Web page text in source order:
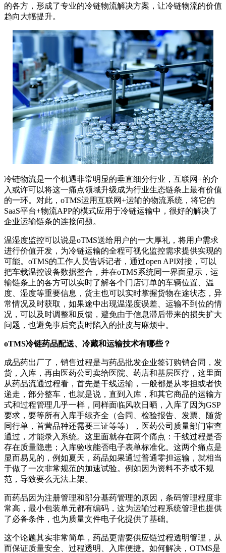
的各方，形成了专业的冷链物流解决方案，让冷链物流的价值
趋向大幅提升。
冷链物流是一个机遇非常明显的垂直细分行业，互联网+的介
入或许可以将这一痛点领域升级成为行业生态链条上最有价值
的一环。对此，oTMS运用互联网+运输的物流系统，将它的
SaaS平台+物流APP的模式应用于冷链运输中，很好的解决了
企业运输链条的连接问题。
温湿度监控可以说是oTMS送给用户的一大厚礼，将用户需求
进行价值开发，为冷链运输的全程可视化监控需求提供实现的
可能。oTMS的工作人员告诉记者，通过open API对接，可以
把车载温控设备数据整合，并在oTMS系统同一界面显示，运
输链条上的各方可以实时了解各个门店订单的车辆位置、温
度、湿度等重要信息，货主也可以实时掌握货物在途状态，异
常情况及时获取，如果途中出现温湿度误差、运输不到位的情
况，可以及时调整和反馈，避免由于信息滞后带来的损失扩大
问题，也避免事后究责时陷入的扯皮与麻烦中。
oTMS冷链药品配送、冷藏和运输技术有哪些？
成品药出厂了，销售过程是与药品批发企业签订购销合同，发
货，入库，再由医药公司卖给医院、药店和基层医疗，这里面
从药品流通过程看，首先是干线运输，一般都是从零担或者快
递走，部分整车，也就是说，直到入库，和其它商品的运输方
式和过程管理几乎一样，同样面临风吹日晒，入库了因为GSP
要求，要等所有入库手续齐全（合同、检验报告、发票、随货
同行单，首营品种还需要三证等等），医药公司质量部门审查
通过，才能录入系统。这里面就存在两个痛点：干线过程是否
存在质量隐患；入库验收能否电子表单标准化。这两个痛点是
显而易见的，例如夏天，药品如果通过普通零担运输，就相当
于做了一次非常规范的加速试验。例如因为资料不齐或不规
范，导致要么无法上架。
而药品因为注册管理和部分基药管理的原因，条码管理程度非
常高，最小包装单元都有编码，这为运输过程系统管理也提供
了必备条件，也为质量文件电子化提供了基础。
这个论题其实非常简单，药品更需要供应链过程透明管理，从
而保证质量安全、过程透明、入库便捷。如何解决，OTMS是